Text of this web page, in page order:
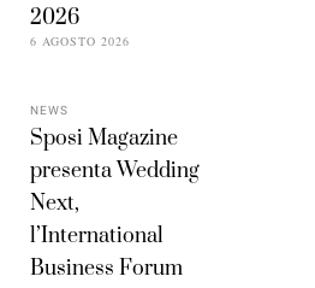
2026
6 AGOSTO 2026
NEWS
Sposi Magazine
presenta Wedding
Next,
l’International
Business Forum